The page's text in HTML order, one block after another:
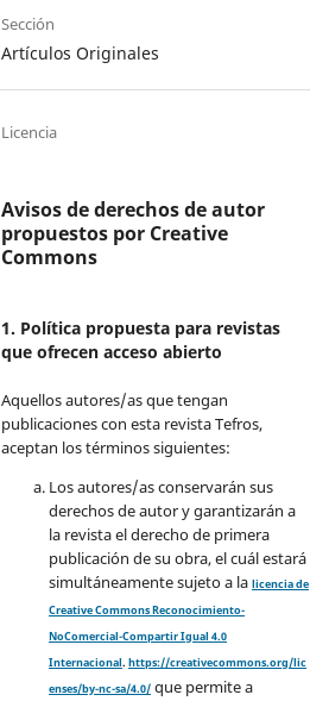
Sección
Artículos Originales
Licencia
Avisos de derechos de autor
propuestos por Creative
Commons
1. Política propuesta para revistas
que ofrecen acceso abierto
Aquellos autores/as que tengan
publicaciones con esta revista Tefros,
aceptan los términos siguientes:
Los autores/as conservarán sus
derechos de autor y garantizarán a
la revista el derecho de primera
publicación de su obra, el cuál estará
simultáneamente sujeto a lalicencia de
Creative Commons Reconocimiento-
NoComercial-Compartir Igual 4.0
Internacional.https://creativecommons.org/lic
enses/by-nc-sa/4.0/ que permite a